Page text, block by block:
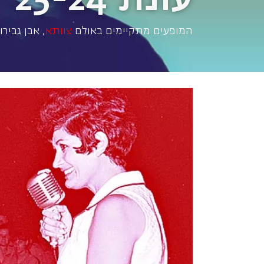
המופעים מתקיימים באולם צוותא, אבן גבירול 30, תל